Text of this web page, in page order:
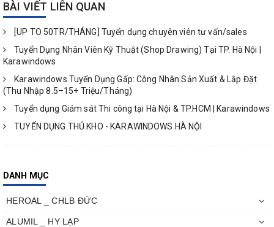
BÀI VIẾT LIÊN QUAN
[UP TO 50TR/THÁNG] Tuyển dụng chuyên viên tư vấn/sales
Tuyển Dụng Nhân Viên Kỹ Thuật (Shop Drawing) Tại TP. Hà Nội |
Karawindows
Karawindows Tuyển Dụng Gấp: Công Nhân Sản Xuất & Lắp Đặt
(Thu Nhập 8.5–15+ Triệu/Tháng)
Tuyển dụng Giám sát Thi công tại Hà Nội & TP.HCM | Karawindows
TUYỂN DỤNG THỦ KHO - KARAWINDOWS HÀ NỘI
DANH MỤC
HEROAL _ CHLB ĐỨC
ALUMIL _ HY LẠP